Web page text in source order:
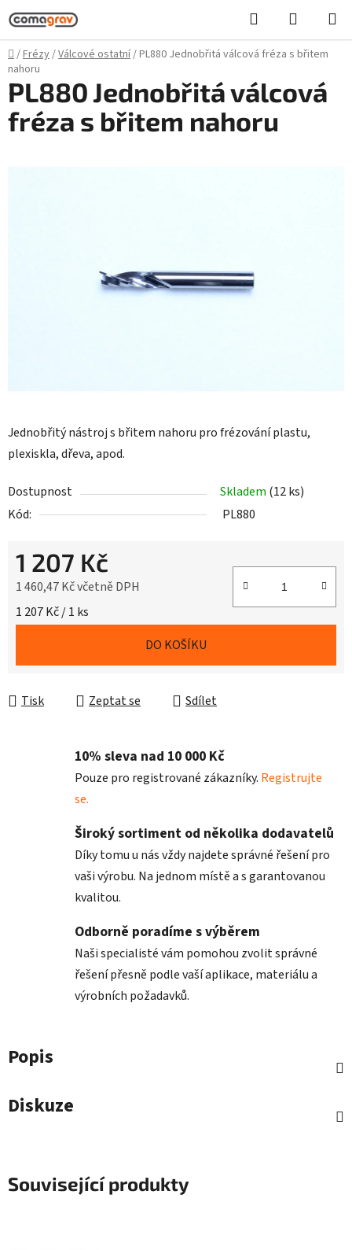
Přejít
na
obsah
Hledat
KOŠÍK
Domů
/Frézy/Válcové ostatní/PL880 Jednobřitá válcová fréza s břitem
nahoru
Jednobřitý nástroj s břitem nahoru pro frézování plastu,
plexiskla, dřeva, apod.
Dostupnost Skladem (12 ks)
Kód:
PL880
1 207 Kč
1 460,47 Kč včetně DPH
Měrná cena:
1 207 Kč / 1 ks
DO KOŠÍKU
Tisk Zeptat se Sdílet
PL880 Jednobřitá válcová
fréza s břitem nahoru
10% sleva nad 10 000 Kč
Pouze pro registrované zákazníky. Registrujte
se.
Široký sortiment od několika dodavatelů
Díky tomu u nás vždy najdete správné řešení pro
vaši výrobu. Na jednom místě a s garantovanou
kvalitou.
Odborně poradíme s výběrem
Naši specialisté vám pomohou zvolit správné
řešení přesně podle vaší aplikace, materiálu a
výrobních požadavků.
Popis
Diskuze
Související produkty